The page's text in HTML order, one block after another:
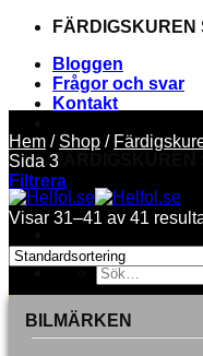
Skip
content
FÄRDIGSKUREN
Bloggen
Frågor och svar
Kontakt
FÄRDIGSKUREN
Sök
efter:
Välj bilmärke
Toner
Hem / Shop /
Sida 3
Filtrera
Visar 31–41 av 41
BILMÄRKEN